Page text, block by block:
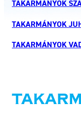
TAKARMÁNYOK
TAKARMÁNYOK
TAKARMÁNYOK